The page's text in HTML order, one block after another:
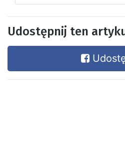
Udostępnij ten